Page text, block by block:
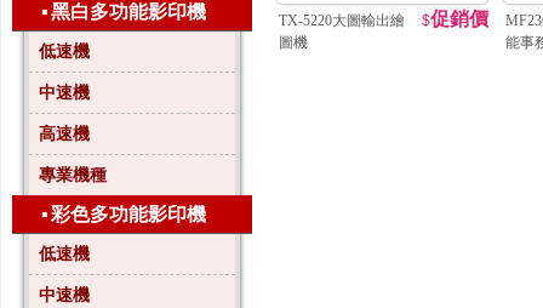
▪黑白多功能影印機
低速機
中速機
高速機
專業機種
▪彩色多功能影印機
低速機
中速機
TX-5220大圖輸出繪
圖機
$促銷價
能事